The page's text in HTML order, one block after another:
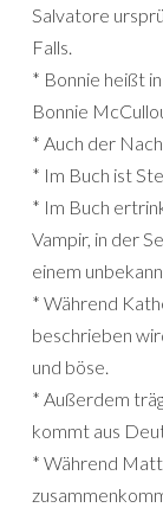
Salvatore
Falls.
* Bonnie heißt
Bonnie
* Auch der
* Im Buch ist
* Im Buch
Vampir, in der
einem
* Während
beschrieben
und böse.
* Außerdem
kommt aus
* Während